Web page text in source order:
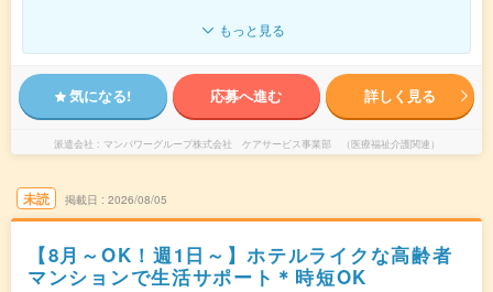
もっと見る
気になる! 応募へ進む 詳しく見る
派遣会社 マンパワーグループ株式会社 ケアサービス事業部 （医療福祉介護関連）
未読 掲載日 2026/08/05
【8月～OK！週1日～】ホテルライクな高齢者
マンションで生活サポート＊時短OK